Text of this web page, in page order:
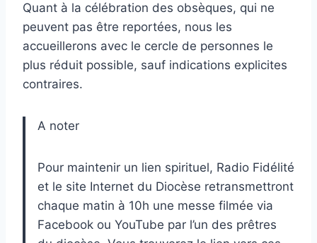
Quant à la célébration des obsèques, qui ne
peuvent pas être reportées, nous les
accueillerons avec le cercle de personnes le
plus réduit possible, sauf indications explicites
contraires.
A noter
Pour maintenir un lien spirituel, Radio Fidélité
et le site Internet du Diocèse retransmettront
chaque matin à 10h une messe filmée via
Facebook ou YouTube par l’un des prêtres